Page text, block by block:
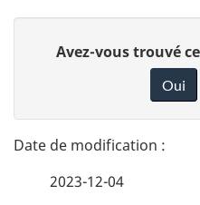
t
a
n
Avez-vous trouvé
Oui
2023-12-04